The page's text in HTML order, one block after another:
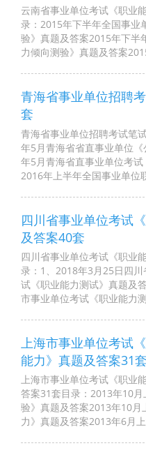
云南省事业单位考试《职业
录：2015年下半年全国事业
验》真题及答案2015年下半
力倾向测验》真题及答案
青海省事业单位招聘
套
青海省事业单位招聘考试笔
年5月青海省省直事业单位
年5月青海省直事业单位考
2016年上半年全国事业单位
四川省事业单位考试
及答案40套
四川省事业单位考试《职业
录：1、2018年3月25日四
试《职业能力测试》真题及
市事业单位考试《职业能力
上海市事业单位考试
能力》真题及答案31套
上海市事业单位考试《职业
答案31套目录：2013年10
验》真题及答案2013年10
力》真题及答案2013年6月